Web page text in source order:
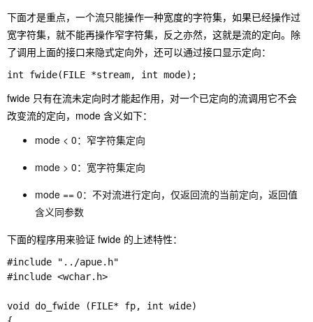
下面才是重点，一个流只能操作一种宽度的字符集，如果已经操作过
宽字符集，就不能再操作窄字符集，反之亦然，这就是流的定向。除
了调用上面的接口来隐式定向外，还可以通过接口显示定向：
int fwide(FILE *stream, int mode);
fwide 只有在流未定向时才能起作用，对一个已定向的流调用它不会
改变流的定向，mode 含义如下：
mode < 0：窄字符集定向
mode > 0：宽字符集定向
mode == 0：不对流进行定向，仅返回流的当前定向，返回值
含义同参数
下面的程序用来验证 fwide 的上述特性：
#include "../apue.h"
#include <wchar.h>
void do_fwide (FILE* fp, int wide)